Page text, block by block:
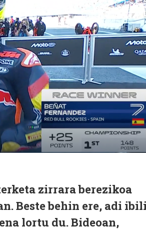
zirrara berezikoa
Beste behin ere, adi
lortu du. Bideoan,